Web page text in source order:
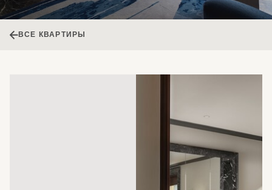
ВСЕ КВАРТИРЫ